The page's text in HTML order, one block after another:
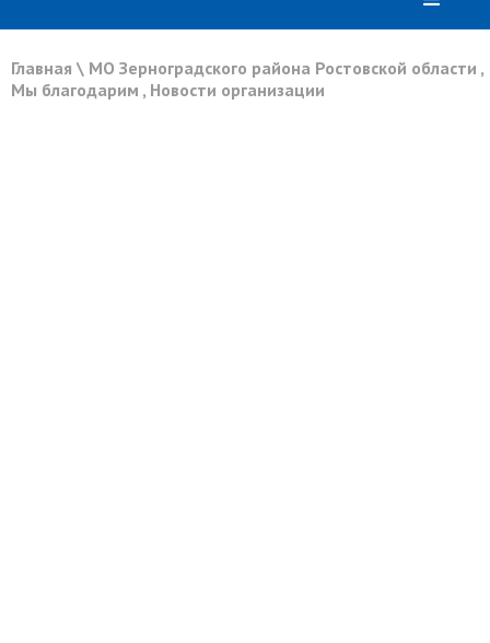
Главная \ МО Зерноградского района Ростовской области ,
Мы благодарим , Новости организации